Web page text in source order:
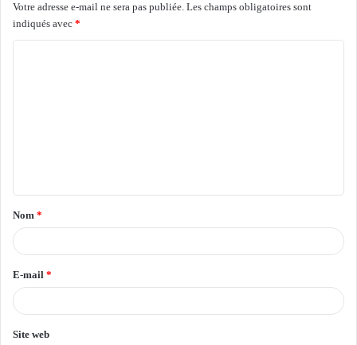
Votre adresse e-mail ne sera pas publiée. Les champs obligatoires sont
indiqués avec *
t
a
e
*
Nom *
E-mail *
Site web